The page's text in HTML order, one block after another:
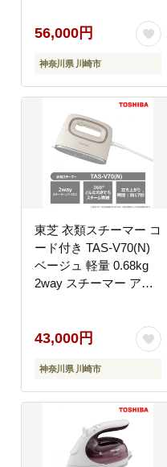
56,000円
神奈川県 川崎市
東芝 衣類スチーマー コ
ード付き TAS-V70(N)
ベージュ 軽量 0.68kg
2way スチーマー アイ
上がり 約17秒 シワの
ばし ニオイ シワ 清潔
ケア 脱臭 除菌 家電 お
すすめ 人気 TOSHIBA
神奈川県 川崎市
43,000円
神奈川県 川崎市